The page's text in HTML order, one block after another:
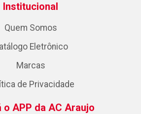
Institucional
Quem Somos
Eletrônico
Marcas
de Privacidade
o APP da AC Araujo